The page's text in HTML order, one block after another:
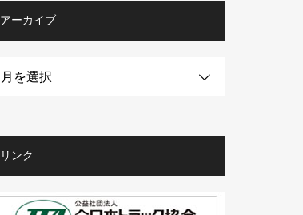
アーカイブ
月を選択
リンク